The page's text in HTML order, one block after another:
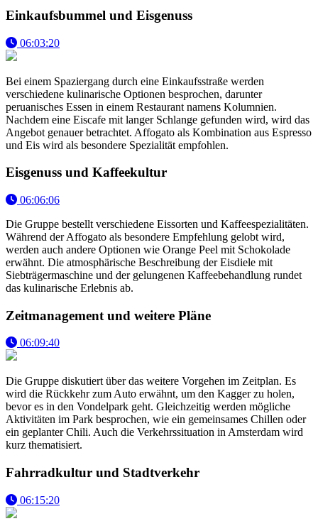
Einkaufsbummel und Eisgenuss
06:03:20
Bei einem Spaziergang durch eine Einkaufsstraße werden
verschiedene kulinarische Optionen besprochen, darunter
peruanisches Essen in einem Restaurant namens Kolumnien.
Nachdem eine Eiscafe mit langer Schlange gefunden wird, wird das
Angebot genauer betrachtet. Affogato als Kombination aus Espresso
und Eis wird als besondere Spezialität empfohlen.
Eisgenuss und Kaffeekultur
06:06:06
Die Gruppe bestellt verschiedene Eissorten und Kaffeespezialitäten.
Während der Affogato als besondere Empfehlung gelobt wird,
werden auch andere Optionen wie Orange Peel mit Schokolade
erwähnt. Die atmosphärische Beschreibung der Eisdiele mit
Siebträgermaschine und der gelungenen Kaffeebehandlung rundet
das kulinarische Erlebnis ab.
Zeitmanagement und weitere Pläne
06:09:40
Die Gruppe diskutiert über das weitere Vorgehen im Zeitplan. Es
wird die Rückkehr zum Auto erwähnt, um den Kagger zu holen,
bevor es in den Vondelpark geht. Gleichzeitig werden mögliche
Aktivitäten im Park besprochen, wie ein gemeinsames Chillen oder
ein geplanter Chili. Auch die Verkehrssituation in Amsterdam wird
kurz thematisiert.
Fahrradkultur und Stadtverkehr
06:15:20